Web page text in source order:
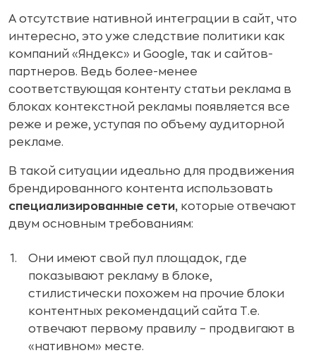
А отсутствие нативной интеграции в сайт, что
интересно, это уже следствие политики как
компаний «Яндекс» и Google, так и сайтов-
партнеров. Ведь более-менее
соответствующая контенту статьи реклама в
блоках контекстной рекламы появляется все
реже и реже, уступая по объему аудиторной
рекламе.
В такой ситуации идеально для продвижения
брендированного контента использовать
специализированные сети, которые отвечают
двум основным требованиям:
Они имеют свой пул площадок, где
показывают рекламу в блоке,
стилистически похожем на прочие блоки
контентных рекомендаций сайта Т.е.
отвечают первому правилу – продвигают в
«нативном» месте.